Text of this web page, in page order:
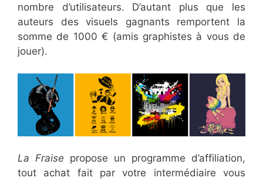
nombre d’utilisateurs. D’autant plus que les
auteurs des visuels gagnants remportent la
somme de 1000 € (amis graphistes à vous de
jouer).
La Fraise propose un programme d’affiliation,
tout achat fait par votre intermédiaire vous